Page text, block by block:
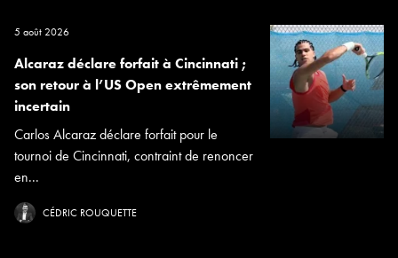
5 août 2026
Alcaraz déclare forfait à Cincinnati ;
son retour à l’US Open extrêmement
incertain
Carlos Alcaraz déclare forfait pour le
tournoi de Cincinnati, contraint de renoncer
en...
CÉDRIC ROUQUETTE